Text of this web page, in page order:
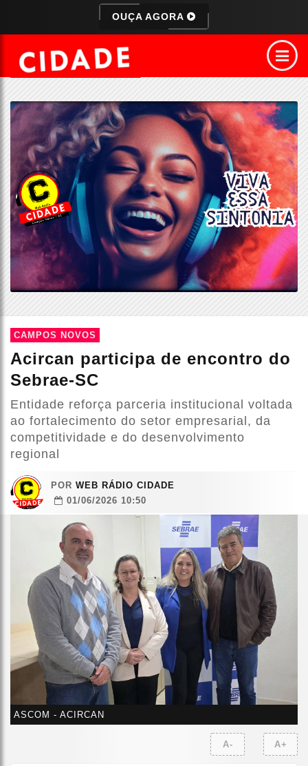
OUÇA AGORA
CAMPOS NOVOS
Acircan participa de encontro do
Sebrae-SC
Entidade reforça parceria institucional voltada
ao fortalecimento do setor empresarial, da
competitividade e do desenvolvimento
regional
POR WEB RÁDIO CIDADE
01/06/2026 10:50
ASCOM - ACIRCAN
A- A+